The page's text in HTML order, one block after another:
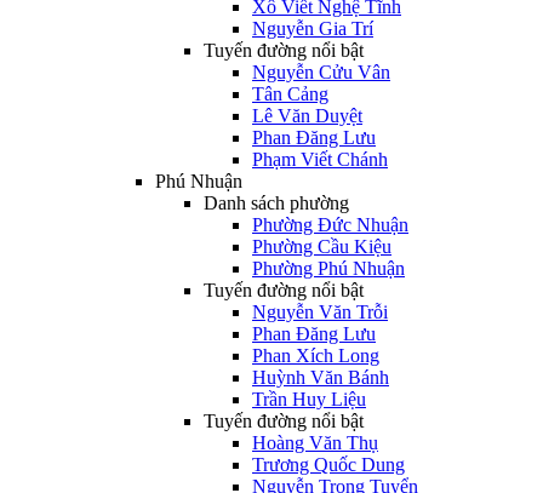
Xô Viết Nghệ Tĩnh
Nguyễn Gia Trí
Tuyến đường nổi bật
Nguyễn Cửu Vân
Tân Cảng
Lê Văn Duyệt
Phan Đăng Lưu
Phạm Viết Chánh
Phú Nhuận
Danh sách phường
Phường Đức Nhuận
Phường Cầu Kiệu
Phường Phú Nhuận
Tuyến đường nổi bật
Nguyễn Văn Trỗi
Phan Đăng Lưu
Phan Xích Long
Huỳnh Văn Bánh
Trần Huy Liệu
Tuyến đường nổi bật
Hoàng Văn Thụ
Trương Quốc Dung
Nguyễn Trọng Tuyển